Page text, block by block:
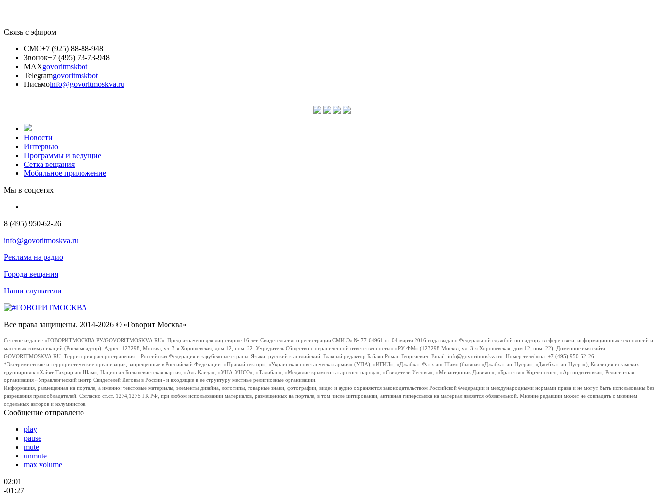
Связь с эфиром
СМС+7 (925) 88-88-948
Звонок+7 (495) 73-73-948
MAXgovoritmskbot
Telegramgovoritmskbot
Письмоinfo@govoritmoskva.ru
Новости
Интервью
Программы и ведущие
Сетка вещания
Мобильное приложение
Мы в соцсетях
8 (495) 950-62-26
info@govoritmoskva.ru
Реклама на радио
Города вещания
Наши слушатели
Все права защищены. 2014-2026 © «Говорит Москва»
Сетевое издание «ГОВОРИТМОСКВА.РУ/GOVORITMOSKVA.RU». Предназначено для лиц старше 16 лет. Свидетельство о регистрации СМИ Эл № 77-64961 от 04 марта 2016 года выдано Федеральной службой по надзору в сфере связи, информационных технологий и
массовых коммуникаций (Роскомнадзор). Адрес: 123298, Москва, ул. 3-я Хорошевская, дом 12, пом. 22. Учредитель Общество с ограниченной ответственностью «РУ ФМ» (123298 Москва, ул. 3-я Хорошевская, дом 12, пом. 22). Доменное имя сайта
GOVORITMOSKVA.RU. Территория распространения – Российская Федерация и зарубежные страны. Языки: русский и английский. Главный редактор Бабаян Роман Георгиевич. Email: info@govoritmoskva.ru. Номер телефона: +7 (495) 950-62-26
*Экстремистские и террористические организации, запрещенные в Российской Федерации: «Правый сектор», «Украинская повстанческая армия» (УПА), «ИГИЛ», «Джабхат Фатх аш-Шам» (бывшая «Джабхат ан-Нусра», «Джебхат ан-Нусра»), Коалиция исламских
группировок «Хайят Тахрир аш-Шам», Национал-Большевистская партия, «Аль-Каида», «УНА-УНСО», «Талибан», «Меджлис крымско-татарского народа», «Свидетели Иеговы», «Мизантропик Дивижн», «Братство» Корчинского, «Артподготовка», Религиозная
организация «Управленческий центр Свидетелей Иеговы в России» и входящие в ее структуру местные религиозные организации.
Информация, размещенная на портале, а именно: текстовые материалы, элементы дизайна, логотипы, товарные знаки, фотографии, видео и аудио охраняются законодательством Российской Федерации и международными нормами права и не могут быть использованы без
разрешения правообладателей. Согласно ст.ст. 1274,1275 ГК РФ, при любом использовании материалов, размещенных на портале, в том числе цитировании, активная гиперссылка на материал является обязательной. Мнение редакции может не совпадать с мнением
отдельных авторов и колумнистов.
Сообщение отправлено
play
pause
mute
unmute
max volume
02:01
-01:27